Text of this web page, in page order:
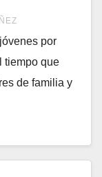
por
tiempo que
de familia y